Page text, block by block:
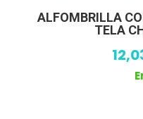
ALFOMBRILLA
TELA